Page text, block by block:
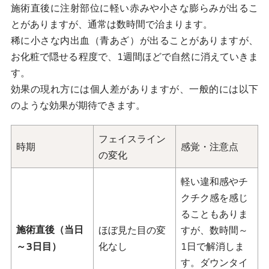
施術直後に注射部位に軽い赤みや小さな膨らみが出るこ
とがありますが、通常は数時間で治まります。
稀に小さな内出血（青あざ）が出ることがありますが、
お化粧で隠せる程度で、1週間ほどで自然に消えていきま
す。
効果の現れ方には個人差がありますが、一般的には以下
のような効果が期待できます。
時期
フェイスライン
の変化
感覚・注意点
施術直後（当日
～3日目）
ほぼ見た目の変
化なし
軽い違和感やチ
クチク感を感じ
ることもありま
すが、数時間～
1日で解消しま
す。ダウンタイ